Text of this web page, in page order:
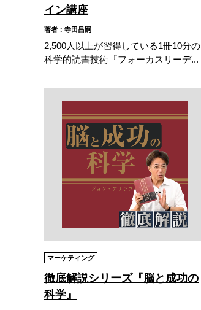
イン講座
著者：寺田昌嗣
2,500人以上が習得している1冊10分の
科学的読書技術『フォーカスリーデ...
マーケティング
徹底解説シリーズ『脳と成功の
科学』